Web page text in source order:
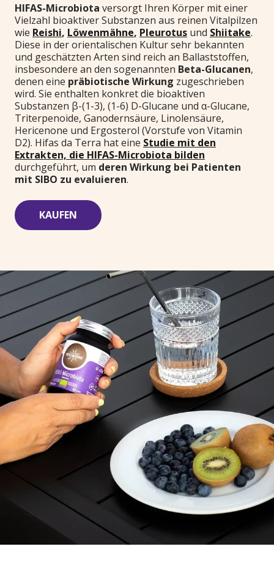
HIFAS-Microbiota versorgt Ihren Körper mit einer
Vielzahl bioaktiver Substanzen aus reinen Vitalpilzen
wie Reishi, Löwenmähne, Pleurotus und Shiitake.
Diese in der orientalischen Kultur sehr bekannten
und geschätzten Arten sind reich an Ballaststoffen,
insbesondere an den sogenannten Beta-Glucanen,
denen eine präbiotische Wirkung zugeschrieben
wird. Sie enthalten konkret die bioaktiven
Substanzen β-(1-3), (1-6) D-Glucane und α-Glucane,
Triterpenoide, Ganodernsäure, Linolensäure,
Hericenone und Ergosterol (Vorstufe von Vitamin
D2). Hifas da Terra hat eine Studie mit den
Extrakten, die HIFAS-Microbiota bilden
durchgeführt, um deren Wirkung bei Patienten
mit SIBO zu evaluieren.
KAUFEN